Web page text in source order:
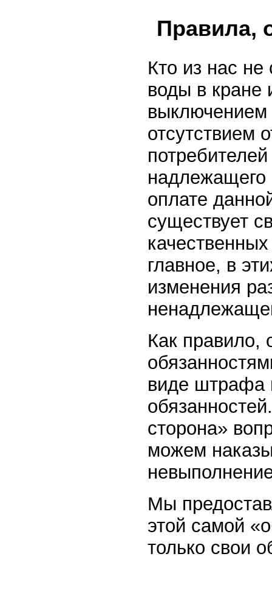
Правила,
Кто из нас не
воды в кране
выключением
отсутствием
надлежащего
оплате
существует
главное, в
изменения
Как правило,
виде штрафа
сторона»
можем
Мы
этой самой
только свои